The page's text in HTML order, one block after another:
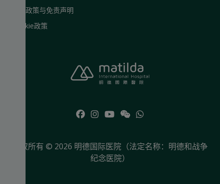
网站政策与免责声明
Cookie政策
版权所有 © 2026 明德国际医院（法定名称：明德和战争
纪念医院）